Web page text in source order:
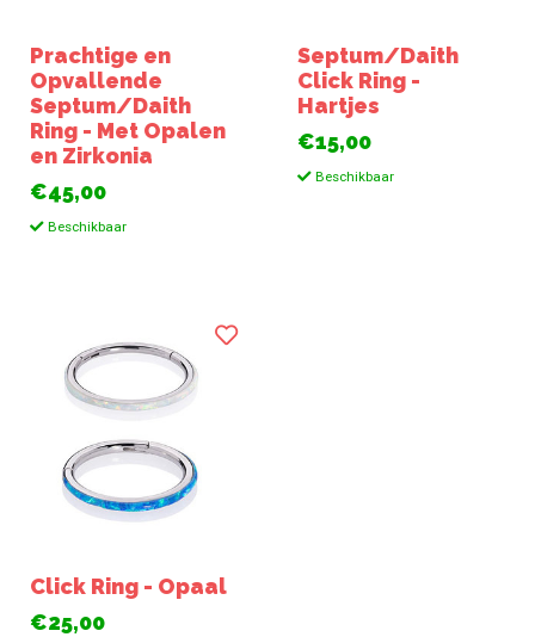
Prachtige en
Opvallende
Septum/Daith
Ring - Met Opalen
en Zirkonia
€45,00
Beschikbaar
Septum/Daith
Click Ring -
Hartjes
€15,00
Beschikbaar
Click Ring - Opaal
€25,00